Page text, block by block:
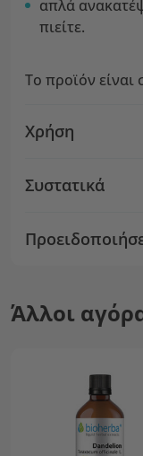
απλά
πιείτε.
Το προϊόν
Χρήση
Συστατικά
Άλλοι